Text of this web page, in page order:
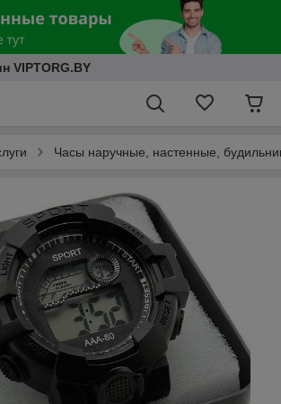
VIPTORG.BY
Часы наручные, настенные,